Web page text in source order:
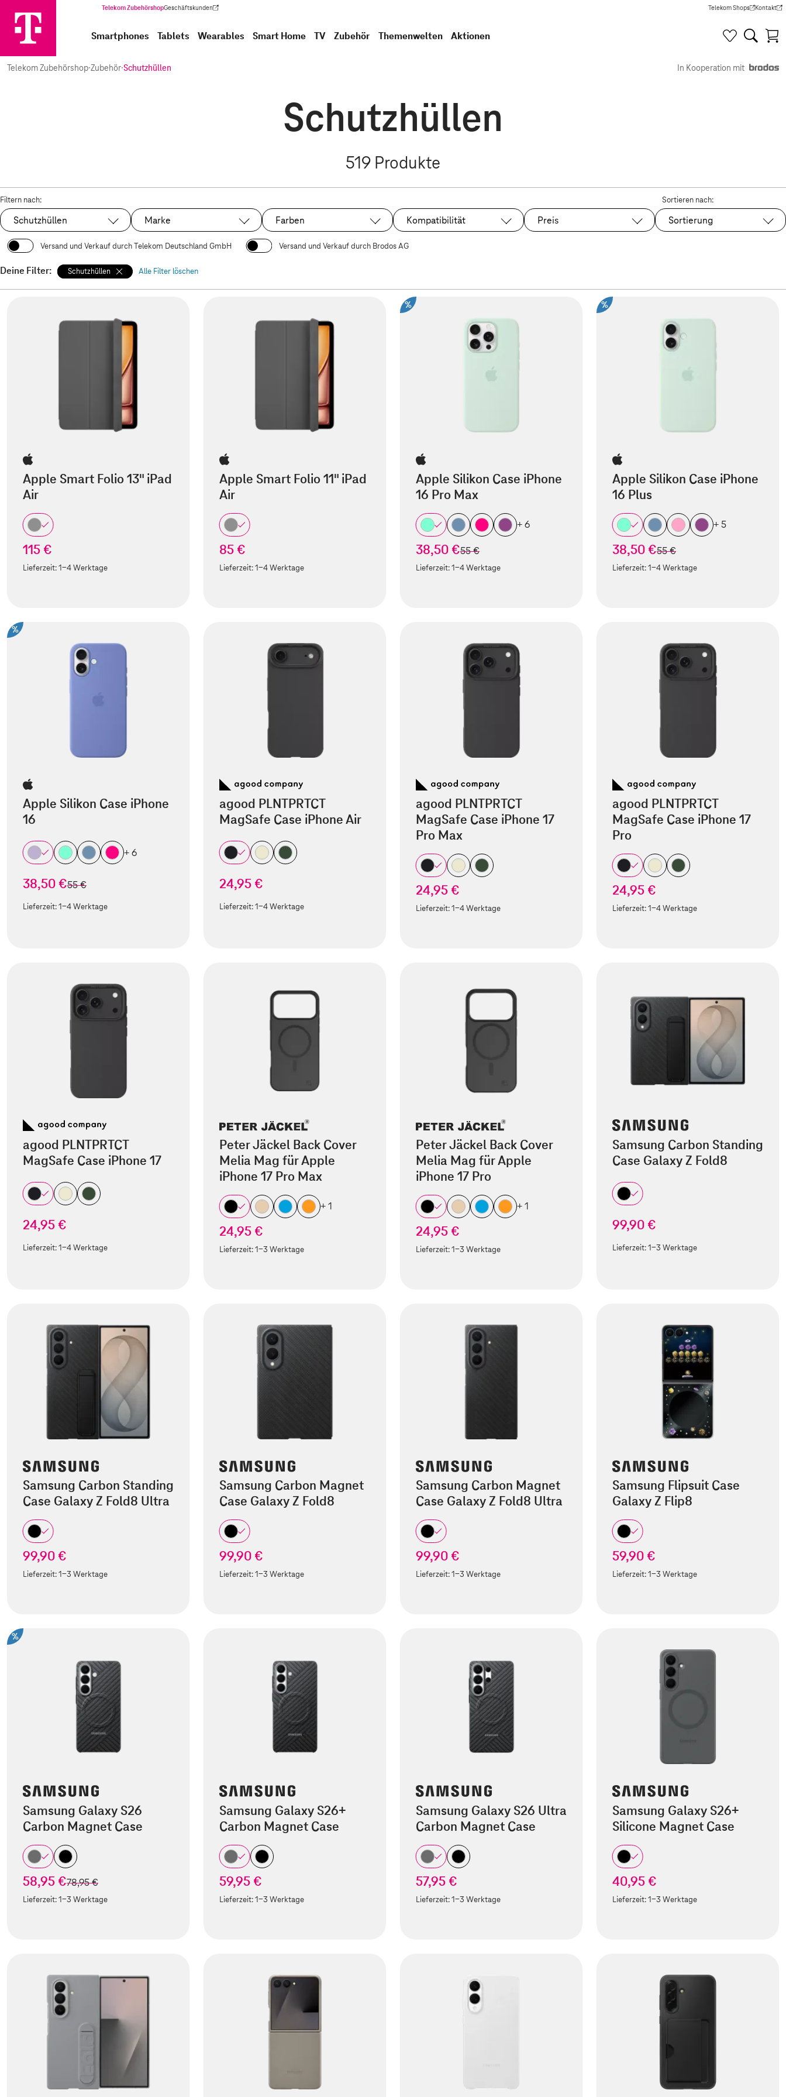
Telekom ZubehörshopGeschäftskunden
(Wird in einem neuen Tab geöffnet) Telekom Shops
(Wird in einem neuen Tab
Kontakt
(Wird in
Smartphones Tablets Wearables Smart Home TV Zubehör Themenwelten Aktionen
Telekom Zubehörshop·Zubehör·Schutzhüllen In Kooperation mit
Schutzhüllen
519 Produkte
Filtern nach:
Ausgewählt:
Schutzhüllen Marke Farben Kompatibilität Preis
Sortieren nach:
Sortierung
Versand und Verkauf durch Telekom Deutschland GmbH Versand und Verkauf durch Brodos AG
Deine Filter: Schutzhüllen Alle Filter löschen
Apple Smart Folio 13" iPad
Air
115 €
Lieferzeit:1-4 Werktage
Apple Smart Folio 11" iPad
Air
85 €
Lieferzeit:1-4 Werktage
%
Apple Silikon Case iPhone
16 Pro Max
+ 6
38,50 €statt
55 €
Lieferzeit:1-4 Werktage
%
Apple Silikon Case iPhone
16 Plus
+ 5
38,50 €statt
55 €
Lieferzeit:1-4 Werktage
%
Apple Silikon Case iPhone
16
+ 6
38,50 €statt
55 €
Lieferzeit:1-4 Werktage
agood PLNTPRTCT
MagSafe Case iPhone Air
24,95 €
Lieferzeit:1-4 Werktage
agood PLNTPRTCT
MagSafe Case iPhone 17
Pro Max
24,95 €
Lieferzeit:1-4 Werktage
agood PLNTPRTCT
MagSafe Case iPhone 17
Pro
24,95 €
Lieferzeit:1-4 Werktage
agood PLNTPRTCT
MagSafe Case iPhone 17
24,95 €
Lieferzeit:1-4 Werktage
Peter Jäckel Back Cover
Melia Mag für Apple
iPhone 17 Pro Max
+ 1
24,95 €
Lieferzeit:1-3 Werktage
Peter Jäckel Back Cover
Melia Mag für Apple
iPhone 17 Pro
+ 1
24,95 €
Lieferzeit:1-3 Werktage
Samsung Carbon Standing
Case Galaxy Z Fold8
99,90 €
Lieferzeit:1-3 Werktage
Samsung Carbon Standing
Case Galaxy Z Fold8 Ultra
99,90 €
Lieferzeit:1-3 Werktage
Samsung Carbon Magnet
Case Galaxy Z Fold8
99,90 €
Lieferzeit:1-3 Werktage
Samsung Carbon Magnet
Case Galaxy Z Fold8 Ultra
99,90 €
Lieferzeit:1-3 Werktage
Samsung Flipsuit Case
Galaxy Z Flip8
59,90 €
Lieferzeit:1-3 Werktage
%
Samsung Galaxy S26
Carbon Magnet Case
58,95 €statt
78,95 €
Lieferzeit:1-3 Werktage
Samsung Galaxy S26+
Carbon Magnet Case
59,95 €
Lieferzeit:1-3 Werktage
Samsung Galaxy S26 Ultra
Carbon Magnet Case
57,95 €
Lieferzeit:1-3 Werktage
Samsung Galaxy S26+
Silicone Magnet Case
40,95 €
Lieferzeit:1-3 Werktage